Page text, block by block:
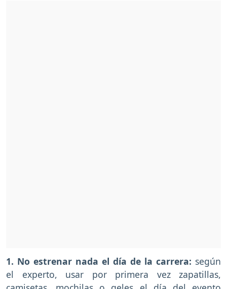
1. No estrenar nada el día de la carrera: según
el experto, usar por primera vez zapatillas,